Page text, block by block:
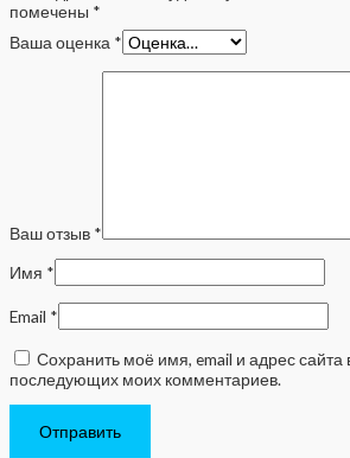
помечены *
Ваша оценка *
Ваш отзыв *
Имя *
Email *
Сохранить моё имя, email и адрес сайта
последующих моих комментариев.